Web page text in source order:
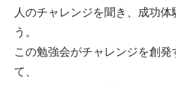
人のチャレンジを聞き、成功体
う。
この勉強会がチャレンジを創
て、